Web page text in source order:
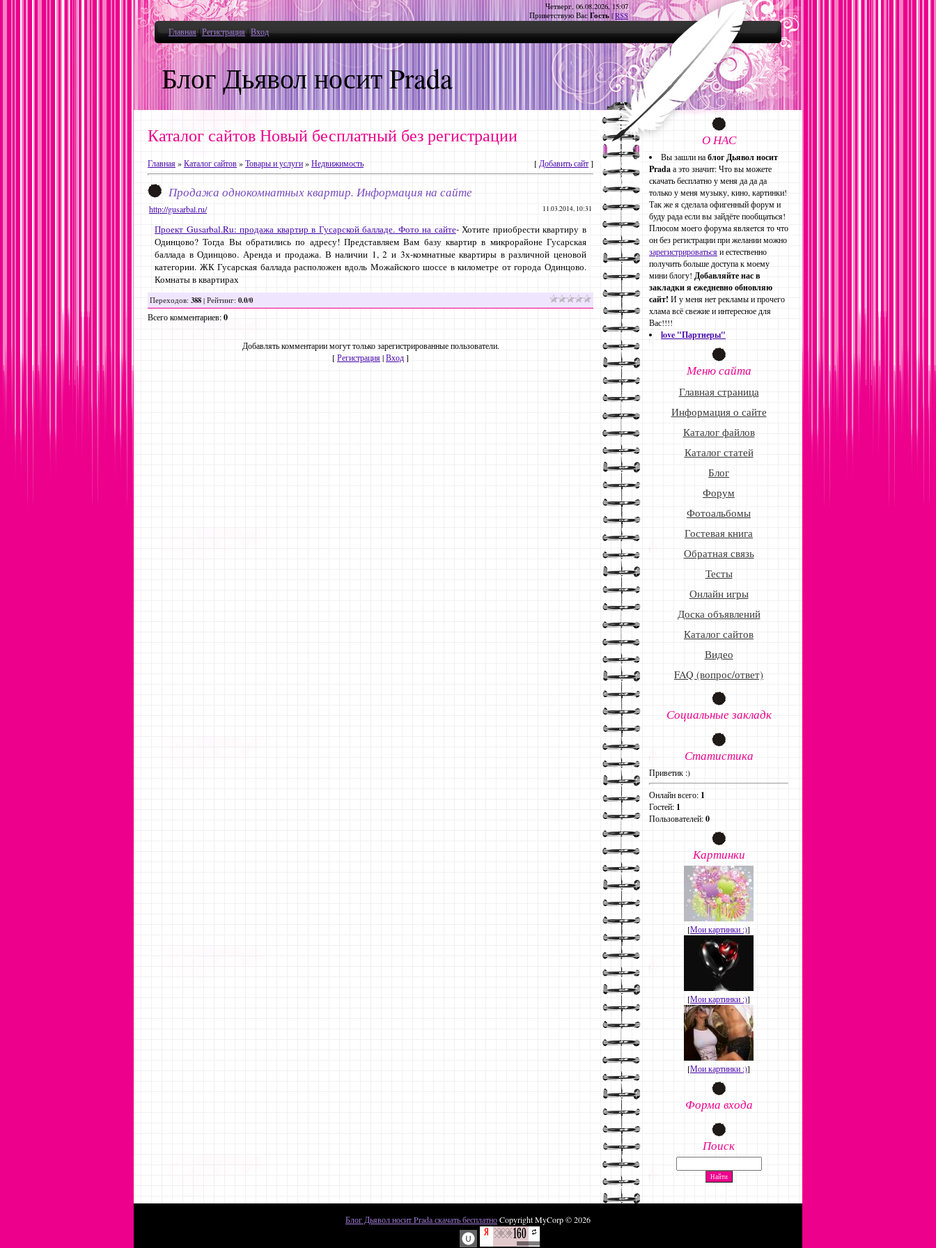
Четверг, 06.08.2026, 15:07
Приветствую Вас Гость | RSS
Блог Дьявол носит Prada
Главная|Регистрация|Вход
Каталог сайтов Новый бесплатный без регистрации
Главная»Каталог сайтов»Товары и услуги»Недвижимость [ Добавить сайт]
Продажа однокомнатных квартир. Информация на сайте
http://gusarbal.ru/ 11.03.2014, 10:31
Проект Gusarbal.Ru: продажа квартир в Гусарской балладе. Фото на сайте- Хотите приобрести квартиру в
Одинцово? Тогда Вы обратились по адресу! Представляем Вам базу квартир в микрорайоне Гусарская
баллада в Одинцово. Аренда и продажа. В наличии 1, 2 и 3х-комнатные квартиры в различной ценовой
категории. ЖК Гусарская баллада расположен вдоль Можайского шоссе в километре от города Одинцово.
Комнаты в квартирах
Переходов: 388 | Рейтинг: 0.0/0
Всего комментариев:0
Добавлять комментарии могут только зарегистрированные пользователи.
[Регистрация|Вход]
О НАС
Вы зашли наблог Дьявол носит
Pradaа это значит: Что вы можете
скачать бесплатно у меня да да да
только у меня музыку, кино, картинки!
Так же я сделала офигенный форум и
буду рада если вы зайдёте пообщаться!
Плюсом моего форума является то что
он без регистрации при желании можно
зарегистрироватьсяи естественно
получить больше доступа к моему
мини блогу! Добавляйте нас в
закладки я ежедневно обновляю
сайт! И у меня нет рекламы и прочего
хлама всё свежие и интересное для
Вас!!!!
love "Партнеры"
Меню сайта
Главная страница
Информация о сайте
Каталог файлов
Каталог статей
Блог
Форум
Фотоальбомы
Гостевая книга
Обратная связь
Тесты
Онлайн игры
Доска объявлений
Каталог сайтов
Видео
FAQ (вопрос/ответ)
Социальные закладк
Статистика
Приветик :)
Онлайн всего: 1
Гостей:1
Пользователей:0
Картинки
[Мои картинки :)]
[Мои картинки :)]
[Мои картинки :)]
Форма входа
Поиск
Блог Дьявол носит Prada скачать бесплатноCopyright MyCorp © 2026